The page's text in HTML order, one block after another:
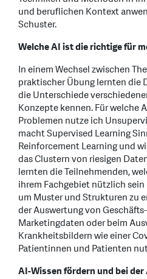
und beruflichen Kontext
Schuster.
Welche AI ist die richtige für
In einem Wechsel zwischen
praktischer Übung lernten die
die Unterschiede
Konzepte kennen. Für welche
Problemen nutze ich
macht Supervised Learning
Reinforcement Learning und
das Clustern von riesigen
lernten die Teilnehmenden,
ihrem Fachgebiet nützlich
um Muster und Strukturen zu
der Auswertung von
Marketingdaten oder beim
Krankheitsbildern wie einer
Patientinnen und Patienten
AI-Wissen fördern und bei